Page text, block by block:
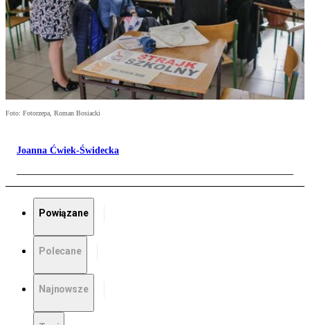
Foto: Fotorzepa, Roman Bosiacki
Joanna Ćwiek-Świdecka
Powiązane
Polecane
Najnowsze